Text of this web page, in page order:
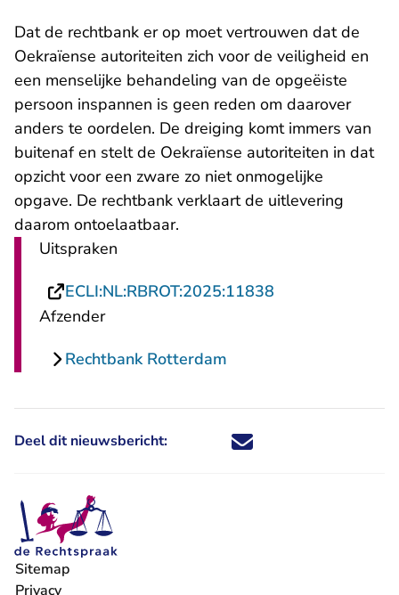
Dat de rechtbank er op moet vertrouwen dat de
Oekraïense autoriteiten zich voor de veiligheid en
een menselijke behandeling van de opgeëiste
persoon inspannen is geen reden om daarover
anders te oordelen. De dreiging komt immers van
buitenaf en stelt de Oekraïense autoriteiten in dat
opzicht voor een zware zo niet onmogelijke
opgave. De rechtbank verklaart de uitlevering
daarom ontoelaatbaar.
Uitspraken
ECLI:NL:RBROT:2025:11838
Afzender
Rechtbank Rotterdam
Deel dit nieuwsbericht: Deel dit nieuwsbericht via X -
Deel dit nieuwsbericht via
Deel dit nieuwsbericht
Deel dit
Sitemap
Privacy